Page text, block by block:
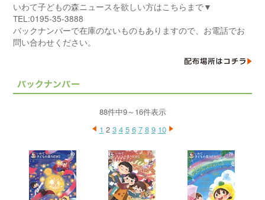
いわて子どもの森ニュースを欲しい方はこちらまで▼
TEL:0195-35-3888
バックナンバーで在庫のないものもありますので、お電話でお
問い合わせください。
88件中9～16件表示
1 2 3 4 5 6 7 8 9 10